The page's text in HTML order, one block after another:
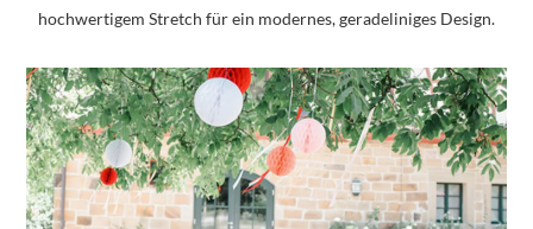
hochwertigem Stretch für ein modernes, geradeliniges Design.